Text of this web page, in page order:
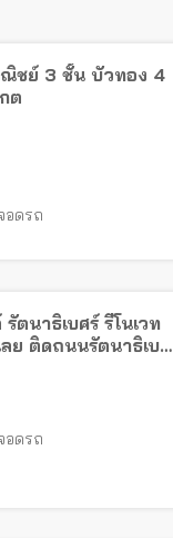
ณิชย์ 3 ชั้น บัวทอง 4
ต
อดรถ
นาธิเบศร์ รีโนเวท
ย ติดถนนรัตนาธิเบศร์
อดรถ